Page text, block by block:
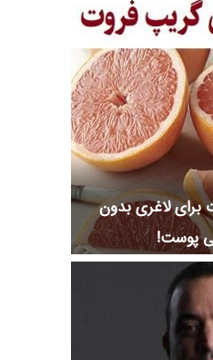
برای لاغری بدون
پوست!